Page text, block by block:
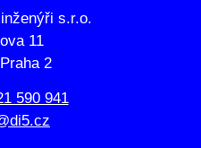
s.r.o.
11
2
590 941